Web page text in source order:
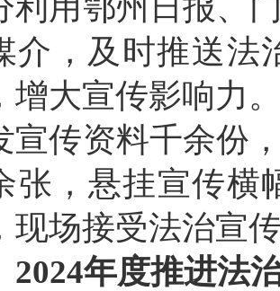
利用鄂州日报、
介，及时推送法
增大宣传影响力
宣传资料千余份
张，悬挂宣传横
现场接受法治宣
2024年度推进法